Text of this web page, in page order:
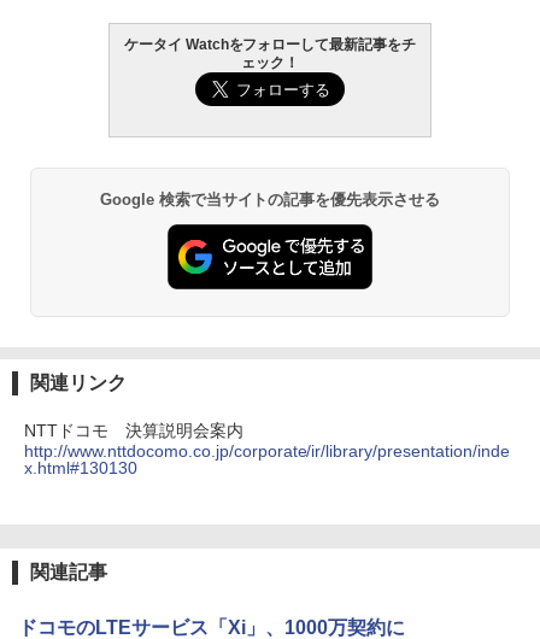
ケータイ Watchをフォローして最新記事をチ
ェック！
Google 検索で当サイトの記事を優先表示させる
関連リンク
NTTドコモ 決算説明会案内
http://www.nttdocomo.co.jp/corporate/ir/library/presentation/inde
x.html#130130
関連記事
ドコモのLTEサービス「Xi」、1000万契約に